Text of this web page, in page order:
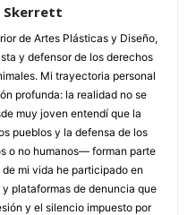
Skerrett
de Artes Plásticas y Diseño,
y defensor de los derechos
Mi trayectoria personal
profunda: la realidad no se
muy joven entendí que la
pueblos y la defensa de los
o no humanos— forman parte
mi vida he participado en
plataformas de denuncia que
y el silencio impuesto por